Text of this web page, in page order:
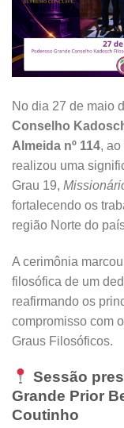
No dia 27 de maio
Conselho
Almeida nº 114,
realizou uma
Grau 19,
fortalecendo os
região Norte do
A cerimônia
filosófica de um
reafirmando os
compromisso com
Graus Filosóficos.
Sessão
Grande Prior
Coutinho